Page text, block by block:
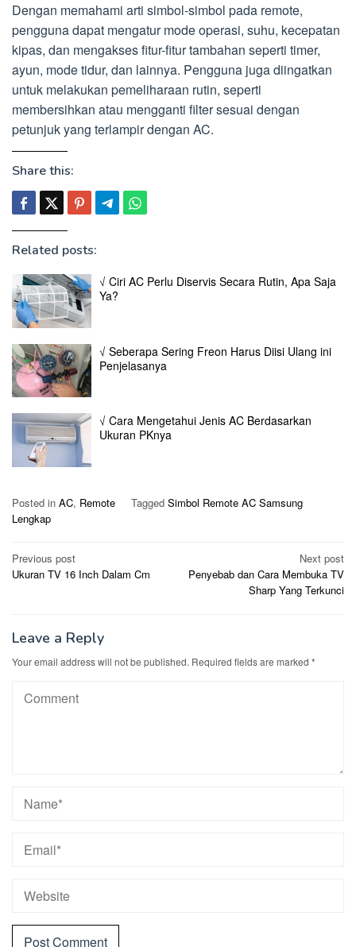
Dengan memahami arti simbol-simbol pada remote,
pengguna dapat mengatur mode operasi, suhu, kecepatan
kipas, dan mengakses fitur-fitur tambahan seperti timer,
ayun, mode tidur, dan lainnya. Pengguna juga diingatkan
untuk melakukan pemeliharaan rutin, seperti
membersihkan atau mengganti filter sesuai dengan
petunjuk yang terlampir dengan AC.
Share this:
Related posts:
√ Ciri AC Perlu Diservis Secara Rutin, Apa Saja
Ya?
√ Seberapa Sering Freon Harus Diisi Ulang ini
Penjelasanya
√ Cara Mengetahui Jenis AC Berdasarkan
Ukuran PKnya
Posted in AC, Remote Tagged Simbol Remote AC Samsung
Lengkap
Post
navigation
Previous post
Ukuran TV 16 Inch Dalam Cm
Next post
Penyebab dan Cara Membuka TV
Sharp Yang Terkunci
Leave a Reply
Your email address will not be published. Required fields are marked *